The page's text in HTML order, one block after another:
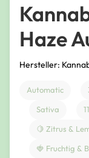
Haze
Hersteller:
Automatic
Sativa
🍋 Zitrus &
🍓 Fruchtig &